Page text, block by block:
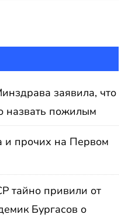
заявила, что
назвать пожилым
и прочих на Первом
тайно привили от
Бургасов о